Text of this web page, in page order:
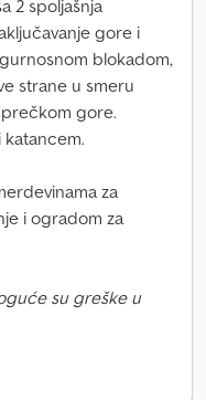
2 spoljašnja
gore i
blokadom,
strane u smeru
gore.
katancem.
za
i ogradom za
su greške u